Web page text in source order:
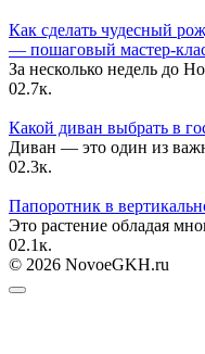
Как сделать чудесный
— пошаговый мастер-
За несколько недель до
02.7к.
Какой диван выбрать в
Диван — это один из
02.3к.
Папоротник в
Это растение обладая
02.1к.
© 2026 NovoeGKH.ru